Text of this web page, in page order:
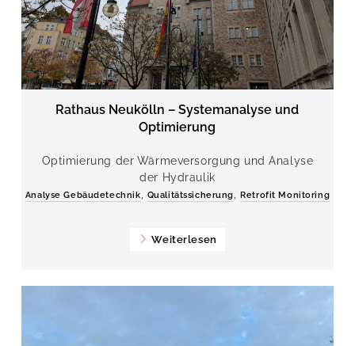
Rathaus Neukölln – Systemanalyse und
Optimierung
Optimierung der Wärmeversorgung und Analyse
der Hydraulik
Analyse Gebäudetechnik Qualitätssicherung ,Retrofit Monitoring
Weiterlesen